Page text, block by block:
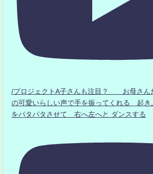
/プロジェクトA子さんも注目？ お母さん
の可愛いらしい声で手を振ってくれる 起き
をパタパタさせて 右へ左へと ダンスする